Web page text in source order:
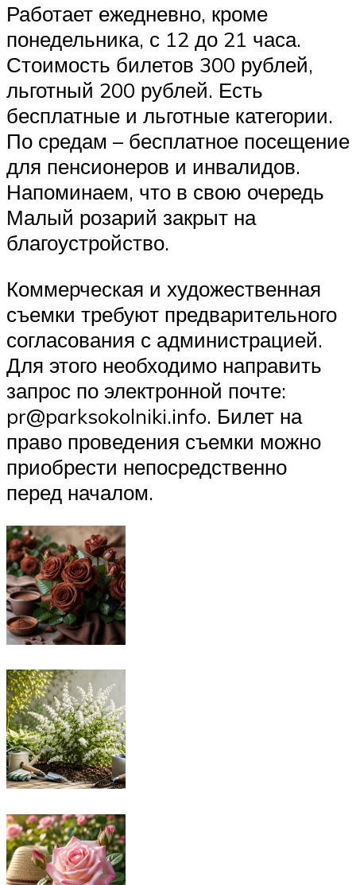
Работает ежедневно, кроме
понедельника, с 12 до 21 часа.
Стоимость билетов 300 рублей,
льготный 200 рублей. Есть
бесплатные и льготные категории.
По средам – бесплатное посещение
для пенсионеров и инвалидов.
Напоминаем, что в свою очередь
Малый розарий закрыт на
благоустройство.
Коммерческая и художественная
съемки требуют предварительного
согласования с администрацией.
Для этого необходимо направить
запрос по электронной почте:
pr@parksokolniki.info. Билет на
право проведения съемки можно
приобрести непосредственно
перед началом.